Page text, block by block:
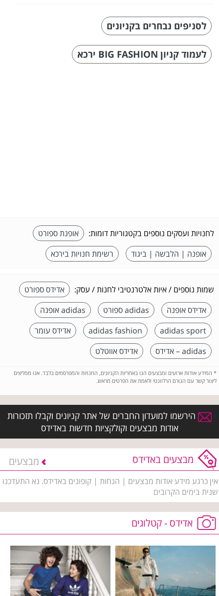
לסניפים נבחרים בקניונים
לעמוד קניון BIG FASHION ירכא
לחנויות ועסקים נוספים בקטגוריות דומות:
אופנת ספורט
אופנה | הלבשה | ביגוד
רשימת חנויות בירכא
שמות נוספים / איות אלטרנטיבי לחנות / עסק:
אדידס ספורט
אדידס אופנה
adidas ספורט
adidas אופנה
adidas sport
adidas fashion
אדידס עומר
adidas – אדידס
אדידס אווטלט
* המידע אודות ארועים ומבצעים הנו באחריות הקניונים, החנויות והמפרסמים בלבד. אנו ממליצים
ליצור קשר עם הגורם הרלוונטי ולאמת את הפרטים מראש.
הירשמו למועדון החברים של אתר קניונים וקבלו תזכורות
אודות מבצעים וקולקציות חדשות באדידס
מבצעים באדידס מבצעים
אין כרגע מידע אודות מבצעים | הנחות | קופונים באדידס. נא התעדכנו
שנית בימים הקרובים
אדידס - קטלוגים